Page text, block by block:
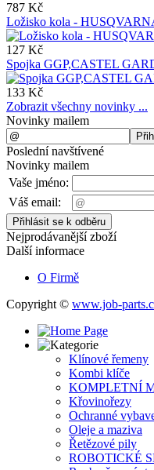
787 Kč
Ložisko kola -
127 Kč
Spojka GGP,CASTEL
133 Kč
Zobrazit všechny novinky ...
Novinky mailem
Poslední navštívené
Novinky mailem
Vaše jméno:
Váš email:
Nejprodávanější zboží
Další informace
O Firmě
Copyright © www.job-
Klínové řemeny
Kombi klíče
KOMPLETNÍ
Křovinořezy
Ochranné
Oleje a maziva
Řetězové pily
ROBOTICKÉ